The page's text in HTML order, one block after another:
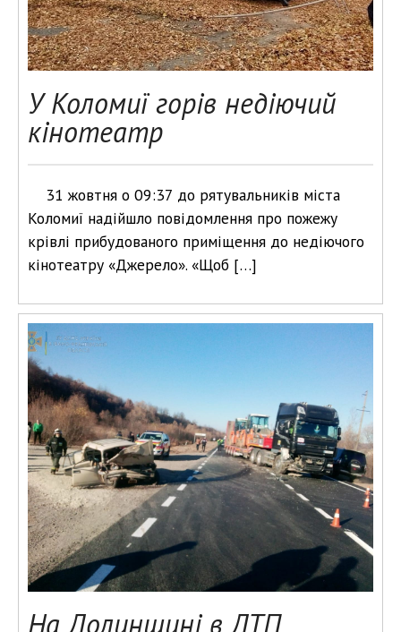
У Коломиї горів недіючий
кінотеатр
31 жовтня о 09:37 до рятувальників міста
Коломиї надійшло повідомлення про пожежу
крівлі прибудованого приміщення до недіючого
кінотеатру «Джерело». «Щоб […]
На Долинщині в ДТП